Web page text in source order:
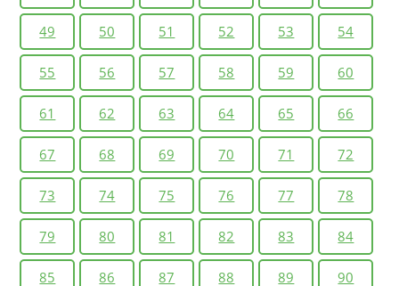
49 50 51 52 53 54
55 56 57 58 59 60
61 62 63 64 65 66
67 68 69 70 71 72
73 74 75 76 77 78
79 80 81 82 83 84
85 86 87 88 89 90